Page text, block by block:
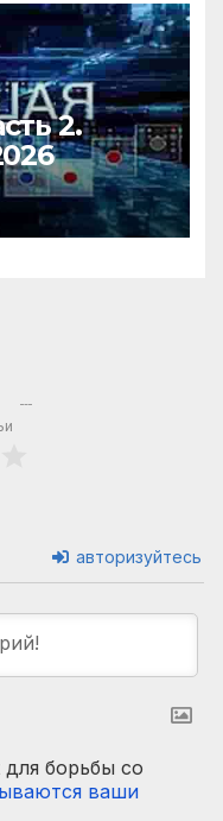
2.
авторизуйтесь
для борьбы со
ваши